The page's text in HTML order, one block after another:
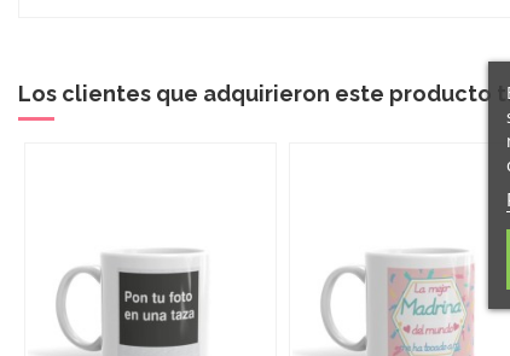
Los clientes que adquirieron este producto